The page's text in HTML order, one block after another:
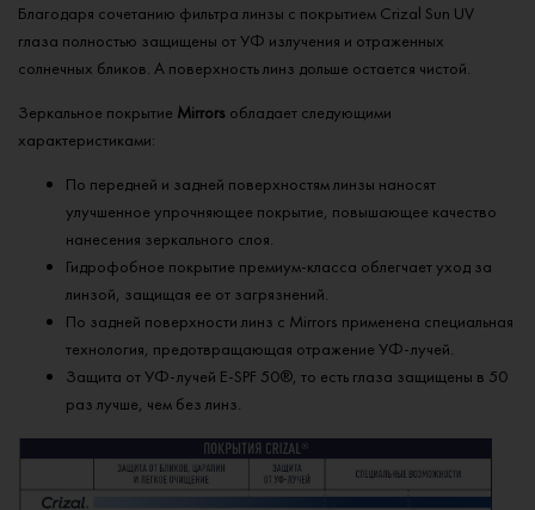
Благодаря сочетанию фильтра линзы с покрытием Crizal Sun UV
глаза полностью защищены от УФ излучения и отраженных
солнечных бликов. А поверхность линз дольше остается чистой.
Зеркальное покрытие Mirrors обладает следующими
характеристиками:
По передней и задней поверхностям линзы наносят
улучшенное упрочняющее покрытие, повышающее качество
нанесения зеркального слоя.
Гидрофобное покрытие премиум-класса облегчает уход за
линзой, защищая ее от загрязнений.
По задней поверхности линз с Mirrors применена специальная
технология, предотвращающая отражение УФ-лучей.
Защита от УФ-лучей E-SPF 50®, то есть глаза защищены в 50
раз лучше, чем без линз.